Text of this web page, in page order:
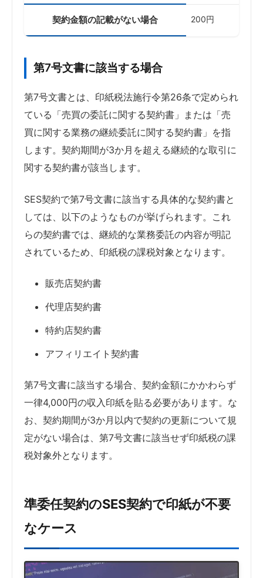
契約金額の記載がない場合 200円
第7号文書に該当する場合
第7号文書とは、印紙税法施行令第26条で定められ
ている「売買の委託に関する契約書」または「売
買に関する業務の継続委託に関する契約書」を指
します。契約期間が3か月を超える継続的な取引に
関する契約書が該当します。
SES契約で第7号文書に該当する具体的な契約書と
しては、以下のようなものが挙げられます。これ
らの契約書では、継続的な業務委託の内容が明記
されているため、印紙税の課税対象となります。
販売店契約書
代理店契約書
特約店契約書
アフィリエイト契約書
第7号文書に該当する場合、契約金額にかかわらず
一律4,000円の収入印紙を貼る必要があります。な
お、契約期間が3か月以内で契約の更新について規
定がない場合は、第7号文書に該当せず印紙税の課
税対象外となります。
準委任契約のSES契約で印紙が不要
なケース